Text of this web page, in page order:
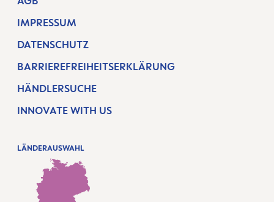
IMPRESSUM
DATENSCHUTZ
BARRIEREFREIHEITSERKLÄRUNG
HÄNDLERSUCHE
INNOVATE WITH US
LÄNDERAUSWAHL